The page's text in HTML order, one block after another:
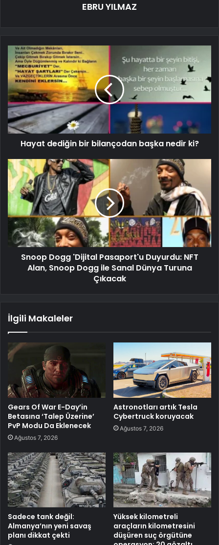
EBRU YILMAZ
Hayat dediğin bir bilançodan başka nedir ki?
Snoop Dogg 'Dijital Pasaport'u Duyurdu: NFT
Alan, Snoop Dogg ile Sanal Dünya Turuna
Çıkacak
İlgili Makaleler
Gears Of War E-Day’in
Betasına ‘Talep Üzerine’
PvP Modu Da Eklenecek
Ağustos 7, 2026
Astronotları artık Tesla
Cybertruck koruyacak
Ağustos 7, 2026
Sadece tank değil:
Almanya’nın yeni savaş
planı dikkat çekti
Yüksek kilometreli
araçların kilometresini
düşüren suç örgütüne